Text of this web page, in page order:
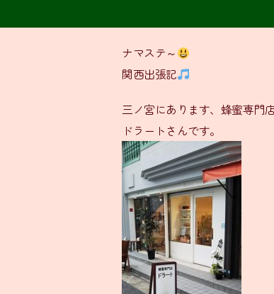
ナマステ～
関西出張記
三ノ宮にあります、蜂蜜専門店
ドラートさんです。